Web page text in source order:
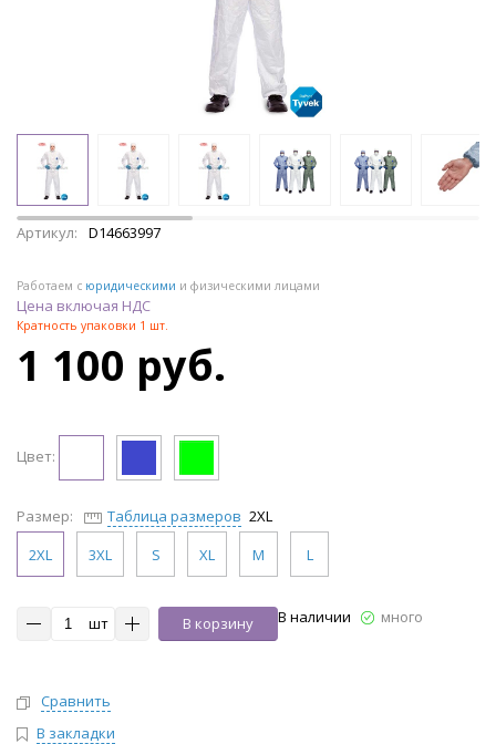
Артикул: D14663997
Работаем с юридическими и физическими лицами
Цена включая НДС
Кратность упаковки 1 шт.
1 100 руб.
Цвет:
Размер: Таблица размеров 2XL
2XL
3XL S XL M L
шт В корзину В наличии много
Сравнить
В закладки